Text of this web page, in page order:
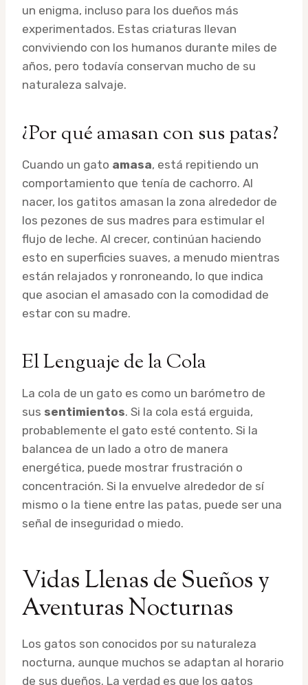
un enigma, incluso para los dueños más
experimentados. Estas criaturas llevan
conviviendo con los humanos durante miles de
años, pero todavía conservan mucho de su
naturaleza salvaje.
¿Por qué amasan con sus patas?
Cuando un gato amasa, está repitiendo un
comportamiento que tenía de cachorro. Al
nacer, los gatitos amasan la zona alrededor de
los pezones de sus madres para estimular el
flujo de leche. Al crecer, continúan haciendo
esto en superficies suaves, a menudo mientras
están relajados y ronroneando, lo que indica
que asocian el amasado con la comodidad de
estar con su madre.
El Lenguaje de la Cola
La cola de un gato es como un barómetro de
sus sentimientos. Si la cola está erguida,
probablemente el gato esté contento. Si la
balancea de un lado a otro de manera
energética, puede mostrar frustración o
concentración. Si la envuelve alrededor de sí
mismo o la tiene entre las patas, puede ser una
señal de inseguridad o miedo.
Vidas Llenas de Sueños y
Aventuras Nocturnas
Los gatos son conocidos por su naturaleza
nocturna, aunque muchos se adaptan al horario
de sus dueños. La verdad es que los gatos